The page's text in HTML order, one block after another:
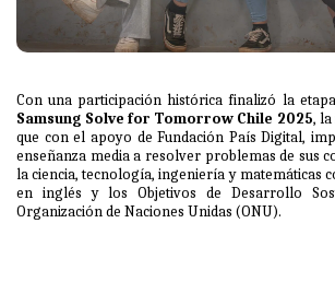
Con una participación histórica finalizó la
Samsung Solve for Tomorrow Chile 2025, la
que con el apoyo de Fundación País Digital,
enseñanza media a resolver problemas de sus
la ciencia, tecnología, ingeniería y matemáticas
en inglés y los Objetivos de Desarrollo
Organización de Naciones Unidas (ONU).